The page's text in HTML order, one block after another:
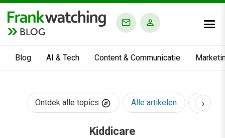
BLOG
Blog AI & Tech Content & Communicatie
Ontdek alle topics Alle artikelen AI &
›
Kiddicare